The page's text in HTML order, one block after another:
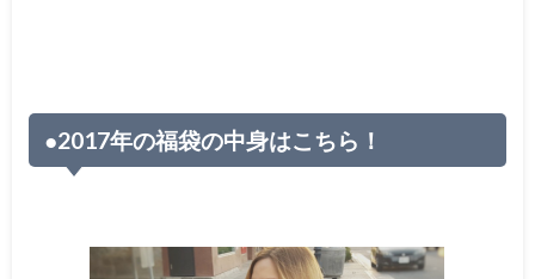
●2017年の福袋の中身はこちら！